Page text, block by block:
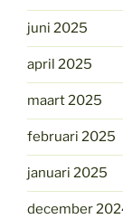
juni 2025
april 2025
maart 2025
februari 2025
januari 2025
december